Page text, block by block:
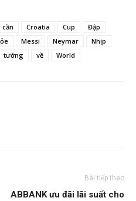
cần Croatia Cup
Đập
Messi Neymar
Nhịp
tướng về World
Bài tiếp theo
ABBANK ưu đãi lãi suất cho